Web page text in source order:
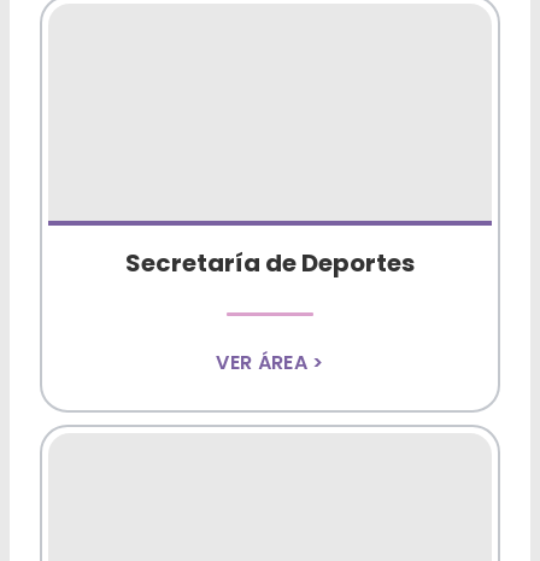
Secretaría de Deportes
VER ÁREA >